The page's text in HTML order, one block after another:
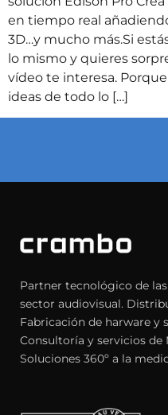
en tiempo real
3D…y mucho más.Si
lo mismo y quieres
vídeo te interesa.
ideas de todo lo […]
Partner tecnológico de
sector audiovisual.
Fabricación de harware y
Consultoría y servicios
Soluciones 360º a la